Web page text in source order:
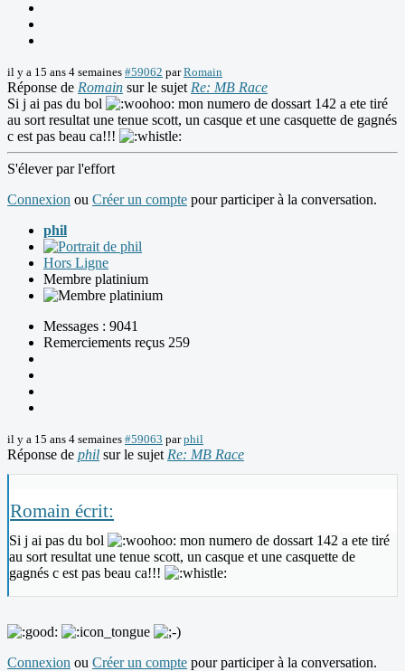
il y a 15 ans 4 semaines #59062 parRomain
Réponse de Romain sur le sujet Re: MB Race
Si j ai pas du bol
mon numero de dossart 142 a ete tiré
au sort resultat une tenue scott, un casque et une casquette de gagnés
c est pas beau ca!!!
S'élever par l'effort
Connexion ou Créer un compte pour participer à la conversation.
phil
Hors Ligne
Membre platinium
Messages : 9041
Remerciements reçus 259
il y a 15 ans 4 semaines #59063 parphil
Réponse de phil sur le sujet Re: MB Race
Romain écrit:
Si j ai pas du bol
mon numero de dossart 142 a ete tiré
au sort resultat une tenue scott, un casque et une casquette de
gagnés c est pas beau ca!!!
Connexion ou Créer un compte pour participer à la conversation.